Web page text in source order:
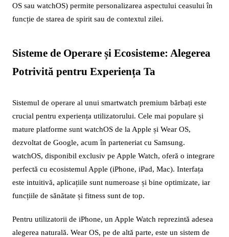
OS sau watchOS) permite personalizarea aspectului ceasului în
funcție de starea de spirit sau de contextul zilei.
Sisteme de Operare și Ecosisteme: Alegerea
Potrivită pentru Experiența Ta
Sistemul de operare al unui smartwatch premium bărbați este
crucial pentru experiența utilizatorului. Cele mai populare și
mature platforme sunt watchOS de la Apple și Wear OS,
dezvoltat de Google, acum în parteneriat cu Samsung.
watchOS, disponibil exclusiv pe Apple Watch, oferă o integrare
perfectă cu ecosistemul Apple (iPhone, iPad, Mac). Interfața
este intuitivă, aplicațiile sunt numeroase și bine optimizate, iar
funcțiile de sănătate și fitness sunt de top.
Pentru utilizatorii de iPhone, un Apple Watch reprezintă adesea
alegerea naturală. Wear OS, pe de altă parte, este un sistem de